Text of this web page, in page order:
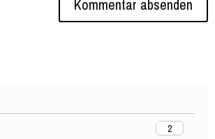
2